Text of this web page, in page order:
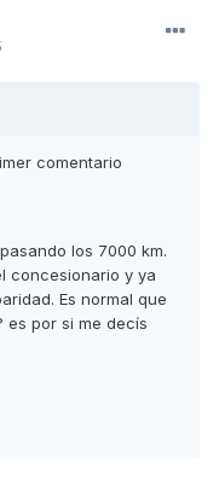
comentario
los 7000 km.
concesionario y ya
Es normal que
es por si me decís